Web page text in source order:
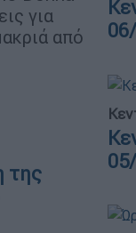
για
από
της